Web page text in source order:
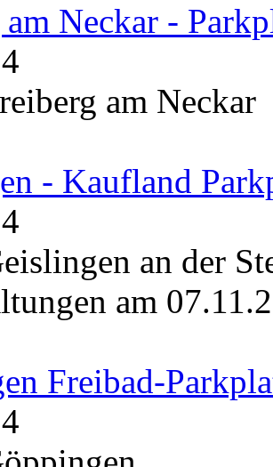
Neckar -
am Neckar
- Kaufland
an der
am
Freibad-